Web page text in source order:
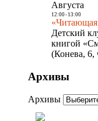
Августа
12:00- 13:00
Детский
книгой
(Конева, 6,
Архивы
Архивы